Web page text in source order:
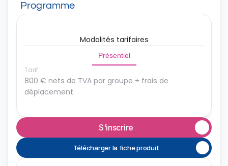
Programme
Modalités tarifaires
Présentiel
Tarif
800 € nets de TVA par groupe + frais de
déplacement.
S'inscrire
Télécharger la fiche produit